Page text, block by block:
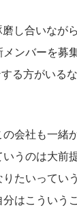
し合いなが
ンバーを募
る方がいる
会社も一緒
うのは大前
りたいってい
はこういう